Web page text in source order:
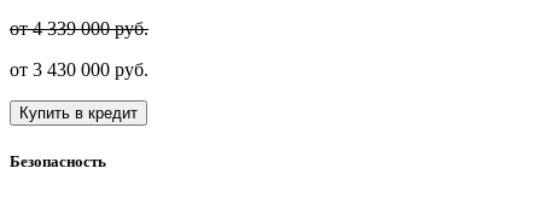
от 4 339 000 руб.
от 3 430 000 руб.
Купить в кредит
Безопасность